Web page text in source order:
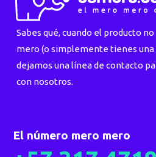
Sabes qué, cuando el producto
mero (o simplemente tienes una
dejamos una línea de contacto
con nosotros.
El número mero mero